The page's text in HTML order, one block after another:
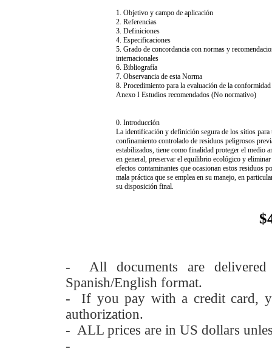
1. Objetivo y campo de aplicación
2. Referencias
3. Definiciones
4. Especificaciones
5. Grado de concordancia con normas y
internacionales
6. Bibliografía
7. Observancia de esta Norma
8. Procedimiento para la evaluación de la conformidad
Anexo I Estudios recomendados (No normativo)
0. Introducción
La identificación y definición segura de los sitios para
confinamiento controlado de residuos peligrosos
estabilizados, tiene como finalidad proteger el medio
en general, preservar el equilibrio ecológico y
efectos contaminantes que ocasionan estos residuos
mala práctica que se emplea en su manejo, en
su disposición final.
- All documents are
Spanish/English format.
- If you pay with a credit card,
authorization.
- ALL prices are in US dollars
-